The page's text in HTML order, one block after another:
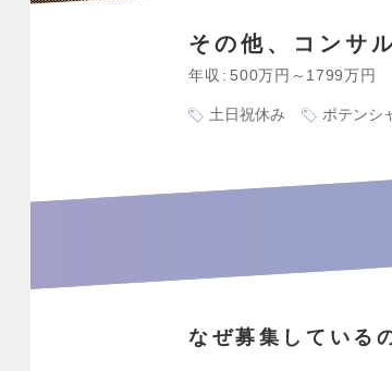
その他、コンサ
年収 500万円～1799万円
土日祝休み ポテンシ
なぜ募集している